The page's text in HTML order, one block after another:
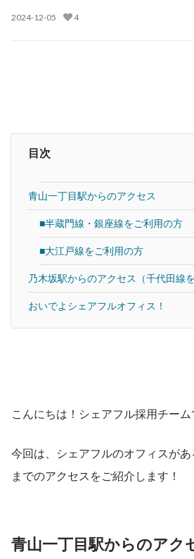
2024-12-05 4
目次
青山一丁目駅からのアクセス
■半蔵門線・銀座線をご利用の方
■大江戸線をご利用の方
乃木坂駅からのアクセス（千代田線
おいでよシェアフルオフィス！
こんにちは！シェアフル採用チーム
今回は、シェアフルのオフィスが
までのアクセスをご紹介します！
青山一丁目駅からのアク